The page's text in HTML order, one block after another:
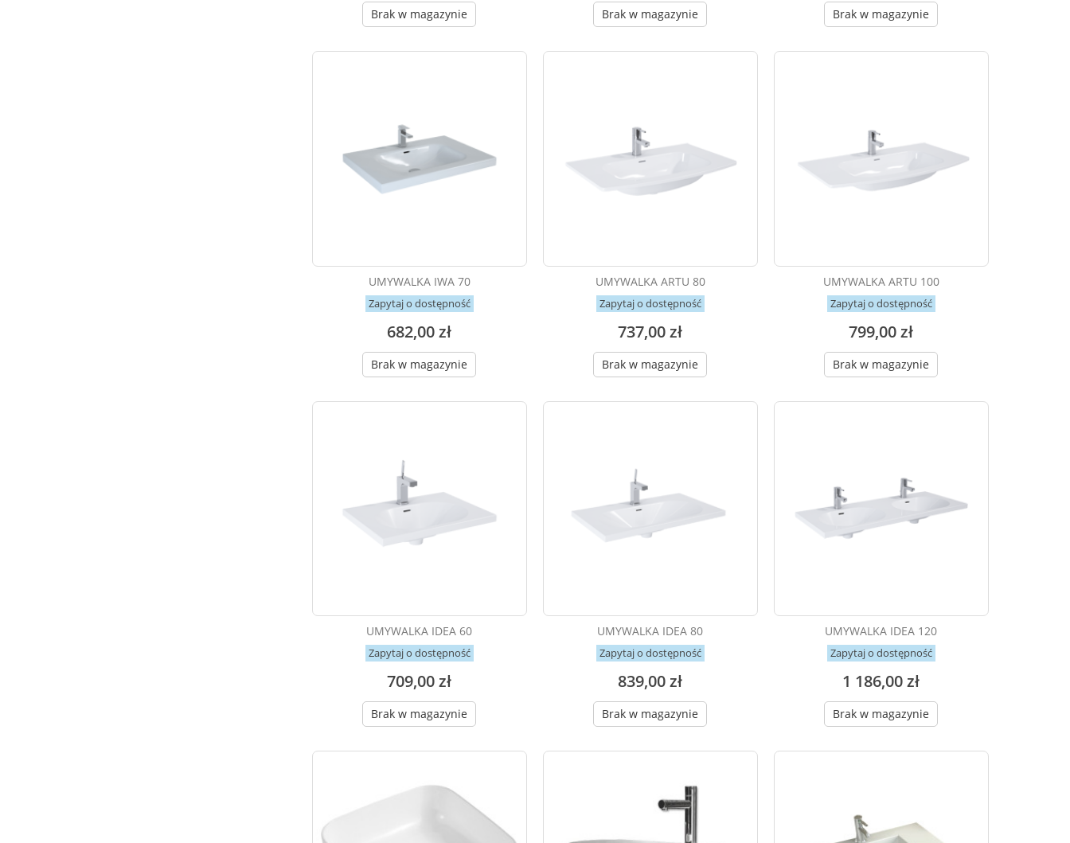
Brak w magazynie Brak w magazynie Brak w magazynie
UMYWALKA IWA 70
Zapytaj o dostępność
682,00 zł
Brak w magazynie
UMYWALKA ARTU 80
Zapytaj o dostępność
737,00 zł
Brak w magazynie
UMYWALKA ARTU 100
Zapytaj o dostępność
799,00 zł
Brak w magazynie
UMYWALKA IDEA 60
Zapytaj o dostępność
709,00 zł
Brak w magazynie
UMYWALKA IDEA 80
Zapytaj o dostępność
839,00 zł
Brak w magazynie
UMYWALKA IDEA 120
Zapytaj o dostępność
1 186,00 zł
Brak w magazynie